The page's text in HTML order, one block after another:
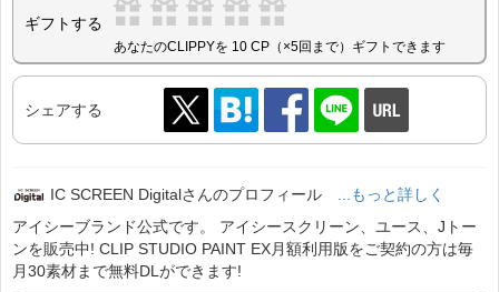
ギフトする
あなたのCLIPPYを 10 CP（×5回まで）ギフトできます
シェアする
IC SCREEN Digitalさんのプロフィール
...もっと詳しく
アイシーブランド公式です。 アイシースクリーン、ユース、Jトー
ンを販売中! CLIP STUDIO PAINT EX月額利用版をご契約の方は毎
月30素材まで無料DLができます!